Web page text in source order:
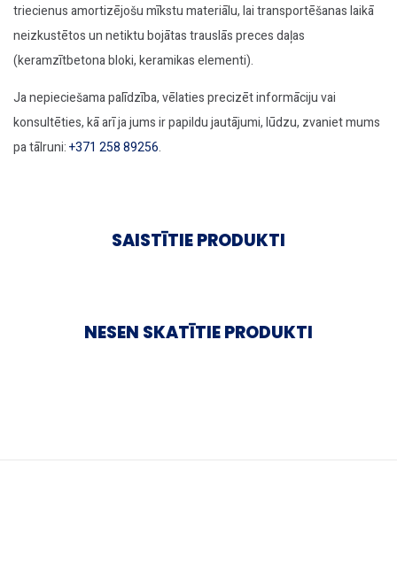
triecienus amortizējošu mīkstu materiālu, lai transportēšanas laikā
neizkustētos un netiktu bojātas trauslās preces daļas
(keramzītbetona bloki, keramikas elementi).
Ja nepieciešama palīdzība, vēlaties precizēt informāciju vai
konsultēties, kā arī ja jums ir papildu jautājumi, lūdzu, zvaniet mums
pa tālruni:+371 258 89256.
SAISTĪTIE PRODUKTI
NESEN SKATĪTIE PRODUKTI